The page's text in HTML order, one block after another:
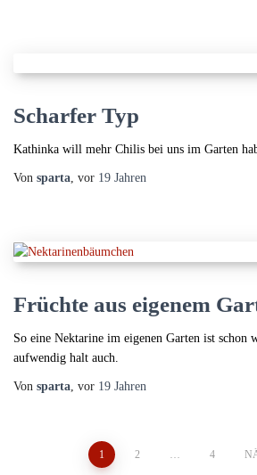
Scharfer Typ
Kathinka will mehr Chilis bei uns im Garten
Von sparta, vor 19 Jahren
Früchte aus eigenem
So eine Nektarine im eigenen Garten ist schon
aufwendig halt auch.
Von sparta , vor 19 Jahren
Seitennummerierung
1 2 4